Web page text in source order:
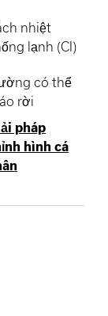
nhiệt
lạnh (CI)
có thể
rời
pháp
hình cá